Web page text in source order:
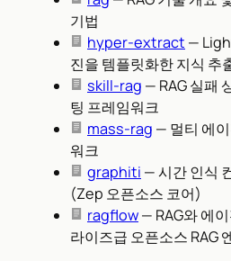
기법
hyper-extract —
진을 템플릿화한 지식 추
skill-rag — RAG 실패
팅 프레임워크
mass-rag — 멀티 에
워크
graphiti — 시간 인식
(Zep 오픈소스 코어)
ragflow— RAG와 에
라이즈급 오픈소스 RAG